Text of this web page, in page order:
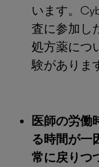
います。
査に参加し
処方薬につ
験がありま
医師の労働
る時間が一
常に戻りつ